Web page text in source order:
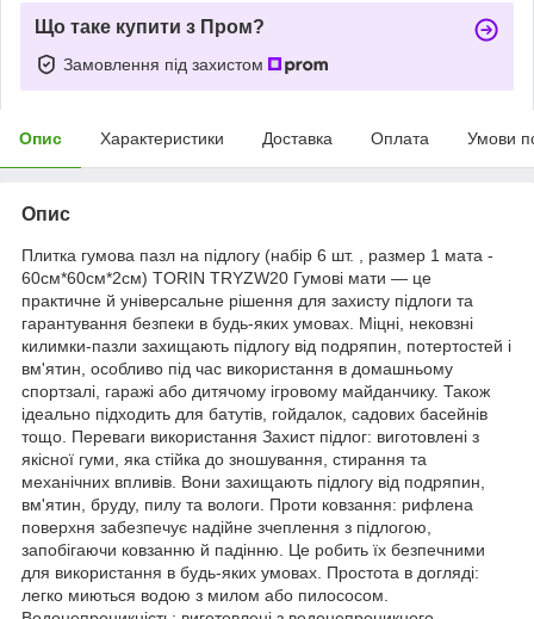
Що таке купити з Пром?
Замовлення під захистом
Опис Характеристики Доставка Оплата Умови
Опис
Плитка гумова пазл на підлогу (набір 6 шт. , размер 1 мата -
60см*60см*2см) TORIN TRYZW20 Гумові мати — це
практичне й універсальне рішення для захисту підлоги та
гарантування безпеки в будь-яких умовах. Міцні, нековзні
килимки-пазли захищають підлогу від подряпин, потертостей і
вм'ятин, особливо під час використання в домашньому
спортзалі, гаражі або дитячому ігровому майданчику. Також
ідеально підходить для батутів, гойдалок, садових басейнів
тощо. Переваги використання Захист підлог: виготовлені з
якісної гуми, яка стійка до зношування, стирання та
механічних впливів. Вони захищають підлогу від подряпин,
вм'ятин, бруду, пилу та вологи. Проти ковзання: рифлена
поверхня забезпечує надійне зчеплення з підлогою,
запобігаючи ковзанню й падінню. Це робить їх безпечними
для використання в будь-яких умовах. Простота в догляді:
легко миються водою з милом або пилососом.